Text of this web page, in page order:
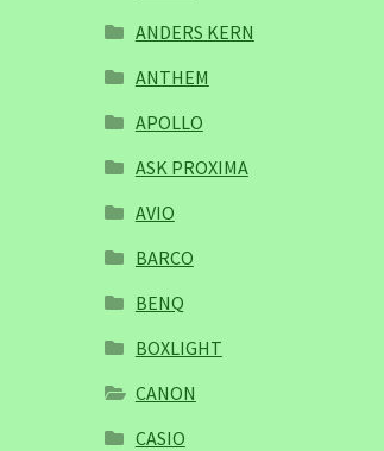
ANDERS KERN
ANTHEM
APOLLO
ASK PROXIMA
AVIO
BARCO
BENQ
BOXLIGHT
CANON
CASIO